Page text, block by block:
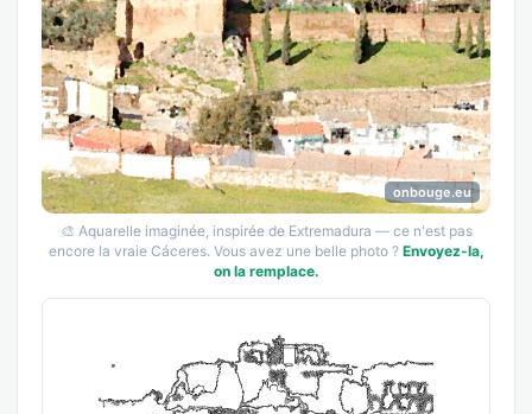
onbouge.eu
🎨 Aquarelle imaginée, inspirée de Extremadura — ce n'est pas
encore la vraie Cáceres. Vous avez une belle photo ? Envoyez-la,
on la remplace.